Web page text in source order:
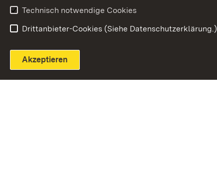
Technisch notwendige Cookies
Drittanbieter-Cookies (Siehe Datenschutzerklärung.)
Akzeptieren